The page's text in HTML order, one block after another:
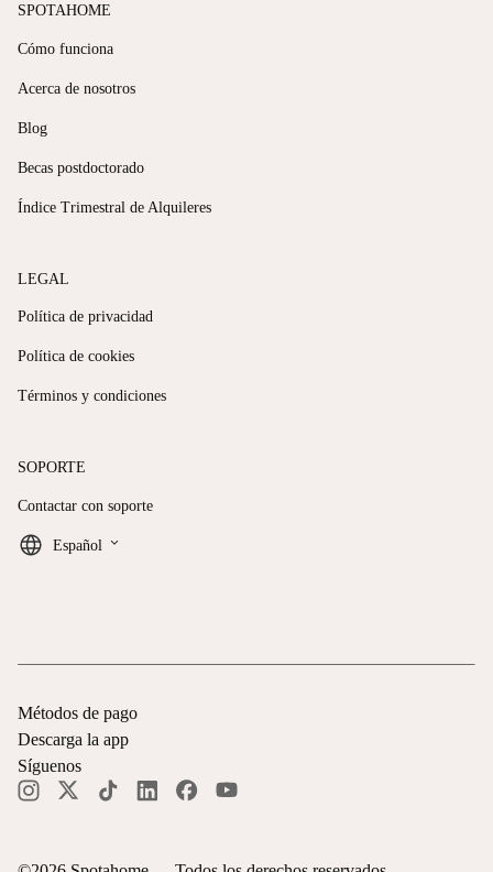
SPOTAHOME
Cómo funciona
Acerca de nosotros
Blog
Becas postdoctorado
Índice Trimestral de Alquileres
LEGAL
Política de privacidad
Política de cookies
Términos y condiciones
SOPORTE
Contactar con soporte
Español keyboard_arrow_down
Métodos de pago
Descarga la app
Síguenos